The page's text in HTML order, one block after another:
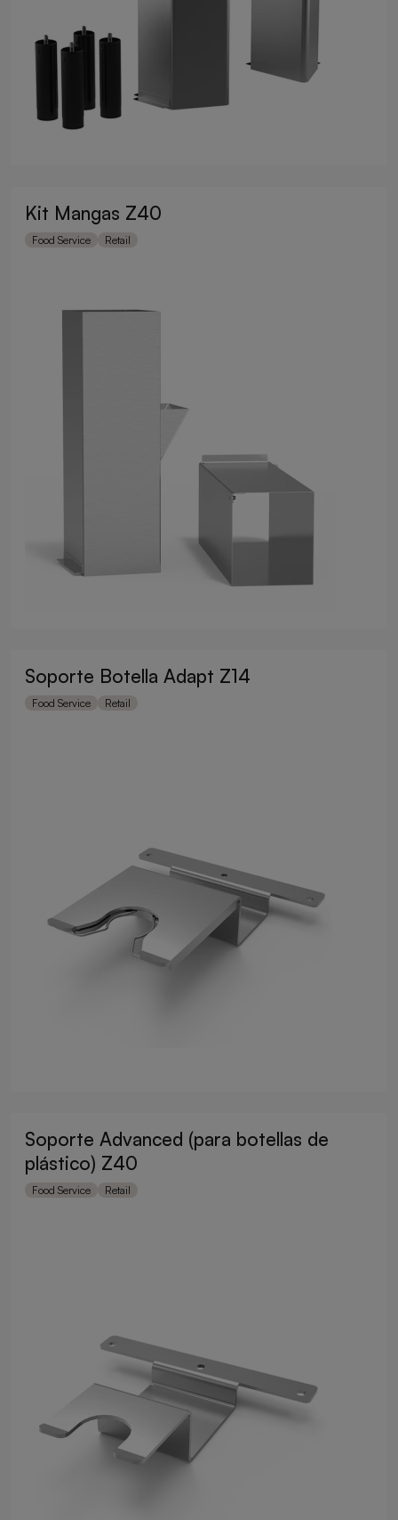
Kit Mangas Z40
Food Service Retail
Soporte Botella Adapt Z14
Food Service Retail
Soporte Advanced (para botellas de
plástico) Z40
Food Service Retail